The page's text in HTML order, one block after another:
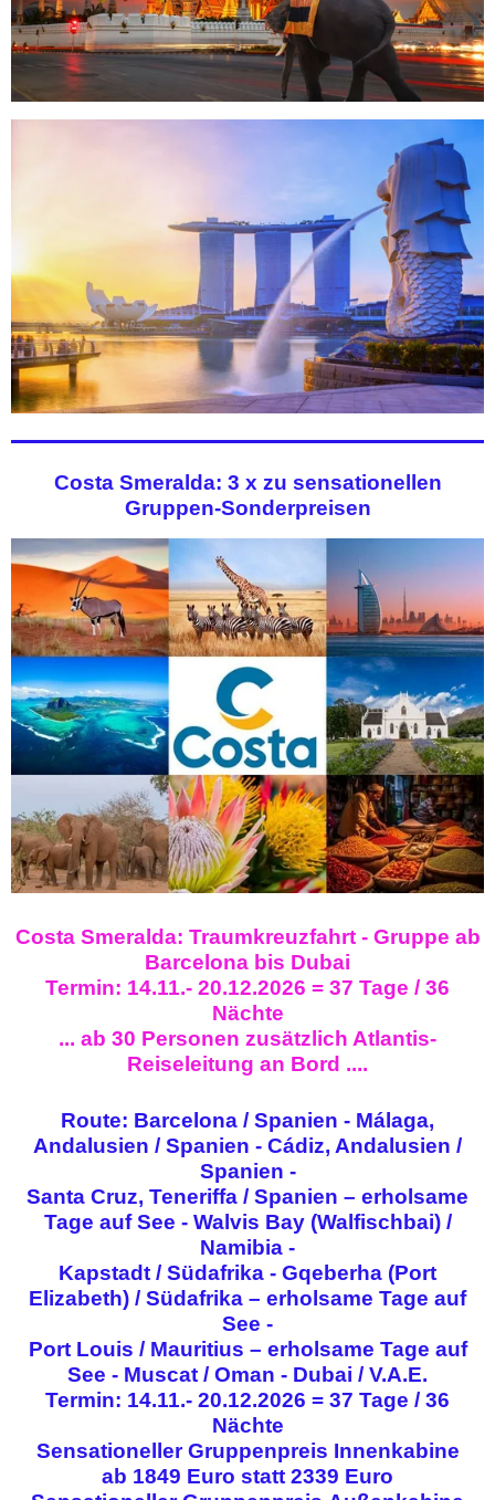
Costa Smeralda: 3 x zu sensationellen
Gruppen-Sonderpreisen
Costa Smeralda: Traumkreuzfahrt - Gruppe ab
Barcelona bis Dubai
Termin: 14.11.- 20.12.2026 = 37 Tage / 36
Nächte
... ab 30 Personen zusätzlich Atlantis-
Reiseleitung an Bord ....
Route: Barcelona / Spanien - Málaga,
Andalusien / Spanien - Cádiz, Andalusien /
Spanien -
Santa Cruz, Teneriffa / Spanien – erholsame
Tage auf See - Walvis Bay (Walfischbai) /
Namibia -
Kapstadt / Südafrika - Gqeberha (Port
Elizabeth) / Südafrika – erholsame Tage auf
See -
Port Louis / Mauritius – erholsame Tage auf
See - Muscat / Oman - Dubai / V.A.E.
Termin: 14.11.- 20.12.2026 = 37 Tage / 36
Nächte
Sensationeller Gruppenpreis Innenkabine
ab 1849 Euro statt 2339 Euro